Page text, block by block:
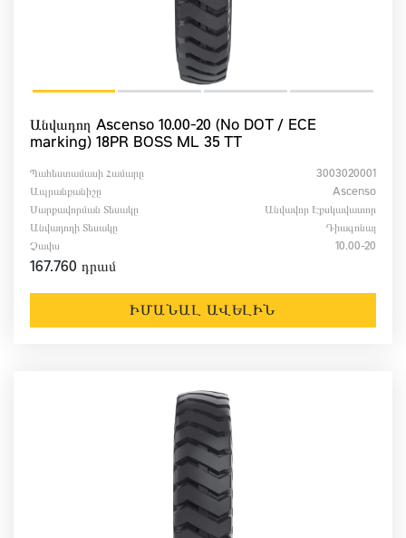
Անվադող Ascenso 10.00-20 (No DOT / ECE
marking) 18PR BOSS ML 35 TT
Պահեստամասի Համարը
3003020001
Ապրանքանիշը
Ascenso
Սարքավորման Տեսակը
Անվավոր Էքսկավատոր
Անվադողի Տեսակը
Դիագոնալ
Չափս
10.00-20
167.760 դրամ
ԻՄԱՆԱԼ ԱՎԵԼԻՆ